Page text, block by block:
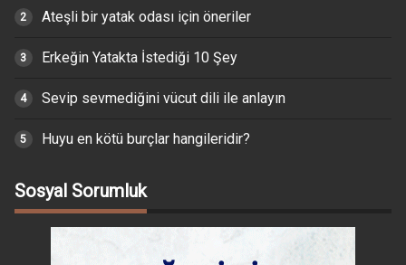
Ateşli bir yatak odası için öneriler
Erkeğin Yatakta İstediği 10 Şey
Sevip sevmediğini vücut dili ile anlayın
Huyu en kötü burçlar hangileridir?
Sosyal Sorumluk